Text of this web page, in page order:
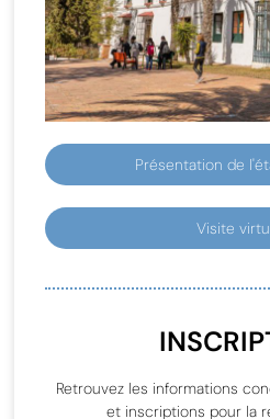
Présentation de
Visite
Retrouvez les informations
et inscriptions pour la